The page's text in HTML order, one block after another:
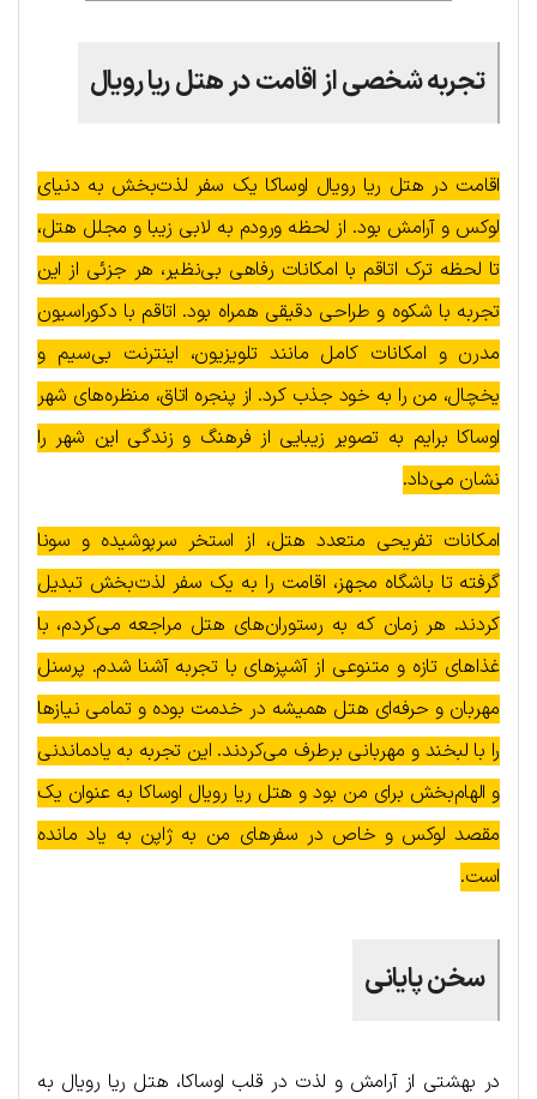
تجربه شخصی از اقامت در هتل ریا رویال
اقامت در هتل ریا رویال اوساکا یک سفر لذت‌بخش به دنیای
لوکس و آرامش بود. از لحظه ورودم به لابی زیبا و مجلل هتل،
تا لحظه ترک اتاقم با امکانات رفاهی بی‌نظیر، هر جزئی از این
تجربه با شکوه و طراحی دقیقی همراه بود. اتاقم با دکوراسیون
مدرن و امکانات کامل مانند تلویزیون، اینترنت بی‌سیم و
یخچال، من را به خود جذب کرد. از پنجره اتاق، منظره‌های شهر
اوساکا برایم به تصویر زیبایی از فرهنگ و زندگی این شهر را
نشان می‌داد.
امکانات تفریحی متعدد هتل، از استخر سرپوشیده و سونا
گرفته تا باشگاه مجهز، اقامت را به یک سفر لذت‌بخش تبدیل
کردند. هر زمان که به رستوران‌های هتل مراجعه می‌کردم، با
غذاهای تازه و متنوعی از آشپزهای با تجربه آشنا شدم. پرسنل
مهربان و حرفه‌ای هتل همیشه در خدمت بوده و تمامی نیازها
را با لبخند و مهربانی برطرف می‌کردند. این تجربه به یادماندنی
و الهام‌بخش برای من بود و هتل ریا رویال اوساکا به عنوان یک
مقصد لوکس و خاص در سفرهای من به ژاپن به یاد مانده
است.
سخن پایانی
در بهشتی از آرامش و لذت در قلب اوساکا، هتل ریا رویال به